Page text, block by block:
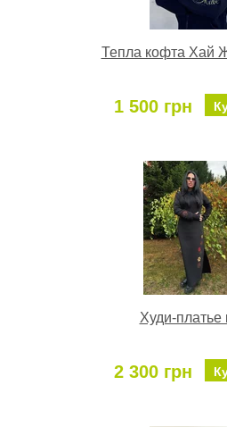
Тепла кофта Хай
1 500 грн
Худи-платье
2 300 грн